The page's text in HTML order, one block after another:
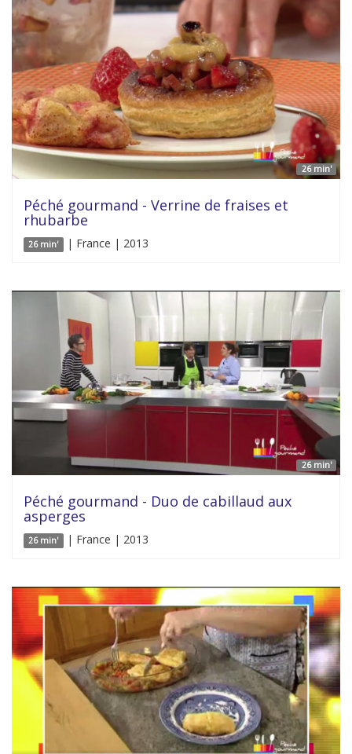
26 min'
Péché gourmand - Verrine de fraises et
rhubarbe
26 min' | France | 2013
26 min'
Péché gourmand - Duo de cabillaud aux
asperges
26 min' | France | 2013